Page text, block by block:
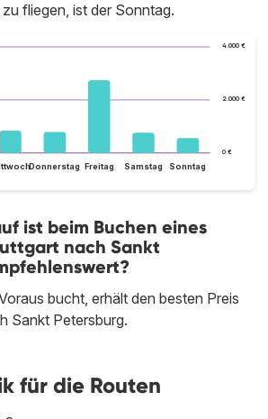
fliegen, ist der Sonntag.
0 €
2.000 €
4.000 €
Donnerstag Freitag Samstag Sonntag
ist beim Buchen eines
nach Sankt
bucht, erhält den besten Preis
Sankt Petersburg.
für die Routen